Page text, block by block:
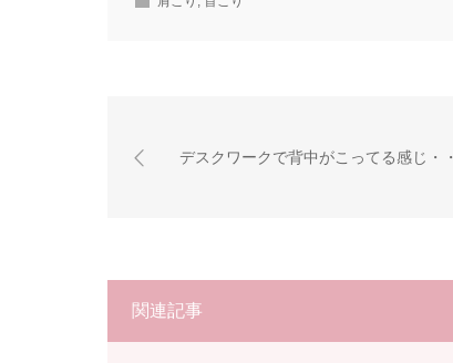
デスクワークで背中がこってる感じ・・
関連記事